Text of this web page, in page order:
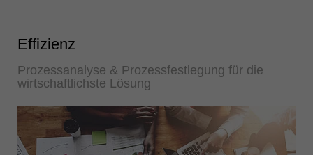
Effizienz
Prozessanalyse & Prozessfestlegung für die
wirtschaftlichste Lösung